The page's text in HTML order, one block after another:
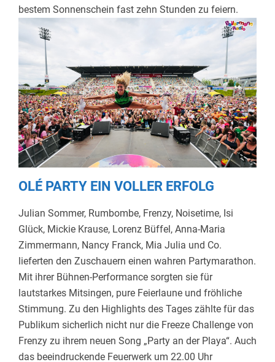
bestem Sonnenschein fast zehn Stunden zu feiern.
OLÉ PARTY EIN VOLLER ERFOLG
Julian Sommer, Rumbombe, Frenzy, Noisetime, Isi
Glück, Mickie Krause, Lorenz Büffel, Anna-Maria
Zimmermann, Nancy Franck, Mia Julia und Co.
lieferten den Zuschauern einen wahren Partymarathon.
Mit ihrer Bühnen-Performance sorgten sie für
lautstarkes Mitsingen, pure Feierlaune und fröhliche
Stimmung. Zu den Highlights des Tages zählte für das
Publikum sicherlich nicht nur die Freeze Challenge von
Frenzy zu ihrem neuen Song „Party an der Playa“. Auch
das beeindruckende Feuerwerk um 22.00 Uhr